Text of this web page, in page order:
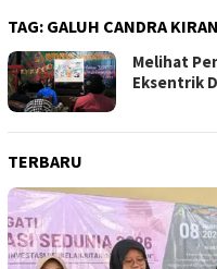
TAG: GALUH CANDRA
Melihat
Eksentrik
TERBARU